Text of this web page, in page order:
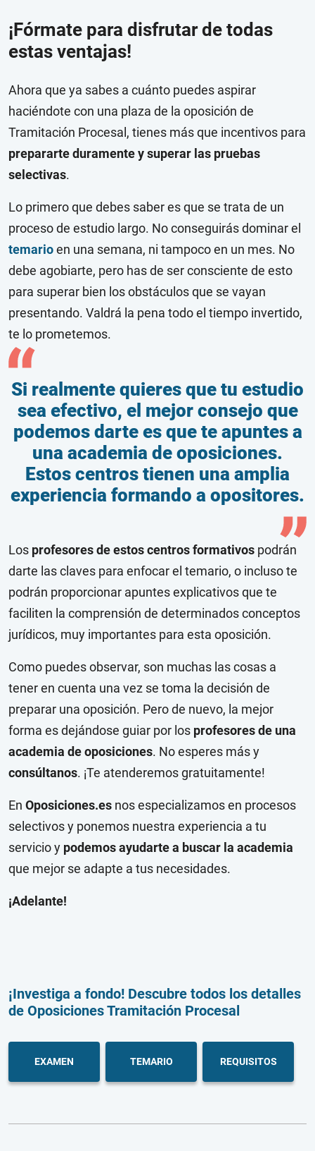
¡Fórmate para disfrutar de todas
estas ventajas!
Ahora que ya sabes a cuánto puedes aspirar
haciéndote con una plaza de la oposición de
Tramitación Procesal, tienes más que incentivos para
prepararte duramente y superar las pruebas
selectivas.
Lo primero que debes saber es que se trata de un
proceso de estudio largo. No conseguirás dominar el
temarioen una semana, ni tampoco en un mes. No
debe agobiarte, pero has de ser consciente de esto
para superar bien los obstáculos que se vayan
presentando. Valdrá la pena todo el tiempo invertido,
te lo prometemos.
Si realmente quieres que tu estudio
sea efectivo, el mejor consejo que
podemos darte es que te apuntes a
una academia de oposiciones.
Estos centros tienen una amplia
experiencia formando a opositores.
Los profesores de estos centros formativos podrán
darte las claves para enfocar el temario, o incluso te
podrán proporcionar apuntes explicativos que te
faciliten la comprensión de determinados conceptos
jurídicos, muy importantes para esta oposición.
Como puedes observar, son muchas las cosas a
tener en cuenta una vez se toma la decisión de
preparar una oposición. Pero de nuevo, la mejor
forma es dejándose guiar por los profesores de una
academia de oposiciones. No esperes más y
consúltanos. ¡Te atenderemos gratuitamente!
En Oposiciones.es nos especializamos en procesos
selectivos y ponemos nuestra experiencia a tu
servicio y podemos ayudarte a buscar la academia
que mejor se adapte a tus necesidades.
¡Adelante!
¡Investiga a fondo! Descubre todos los detalles
de Oposiciones Tramitación Procesal
EXAMEN TEMARIO REQUISITOS